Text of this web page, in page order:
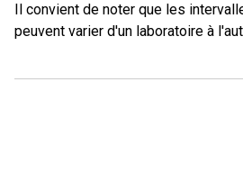
Il convient de noter que les
peuvent varier d'un laboratoire à